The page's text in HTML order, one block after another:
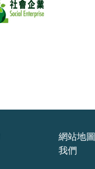
網站地圖
我們